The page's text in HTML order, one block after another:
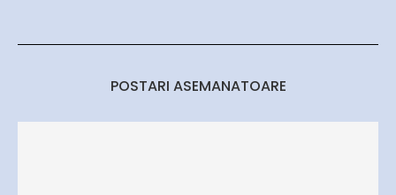
POSTARI ASEMANATOARE